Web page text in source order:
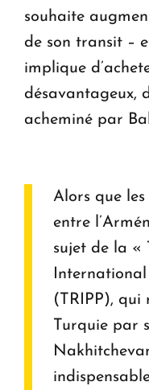
souhaite
de son transit –
implique
désavantageux,
acheminé par
Alors que
entre
sujet de la «
(TRIPP), qui
Turquie par